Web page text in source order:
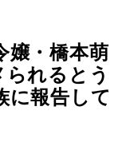
嬢・橋本萌
れるとう
に報告して